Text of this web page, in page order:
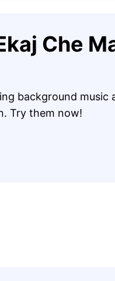
Che
background music
Try them now!